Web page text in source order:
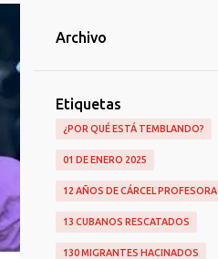
Archivo
Etiquetas
¿POR QUÉ ESTÁ TEMBLANDO?
01 DE ENERO 2025
12 AÑOS DE CÁRCEL PROFESORA
13 CUBANOS RESCATADOS
130 MIGRANTES HACINADOS